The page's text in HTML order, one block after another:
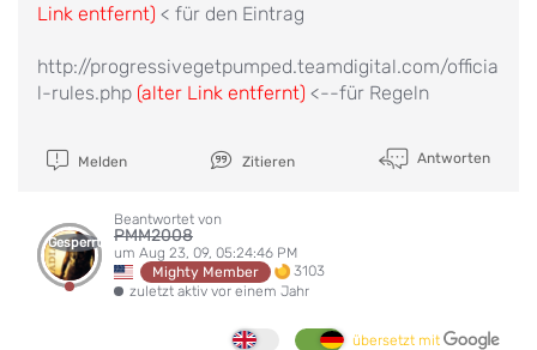
Link entfernt) < für den Eintrag
http://progressivegetpumped.teamdigital.com/officia
l-rules.php (alter Link entfernt) <--für Regeln
Melden Zitieren Antworten
Gesperrt
Beantwortet von
PMM2008
um Aug 23, 09, 05:24:46 PM
Mighty Member
3103
zuletzt aktiv vor einem Jahr
übersetzt mit